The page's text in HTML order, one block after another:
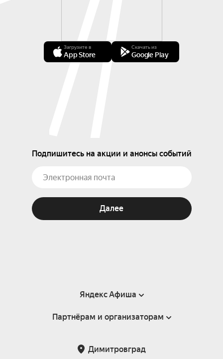
Загрузите в
App Store
Скачать из
Google Play
Подпишитесь на акции и анонсы событий
Далее
Яндекс Афиша
Справка
Подарочные сертификаты
Партнёрам и организаторам
Димитровград